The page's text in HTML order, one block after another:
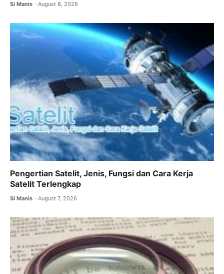
Si Manis August 8, 2026
Pengertian Satelit, Jenis, Fungsi dan Cara Kerja
Satelit Terlengkap
Si Manis August 7, 2026